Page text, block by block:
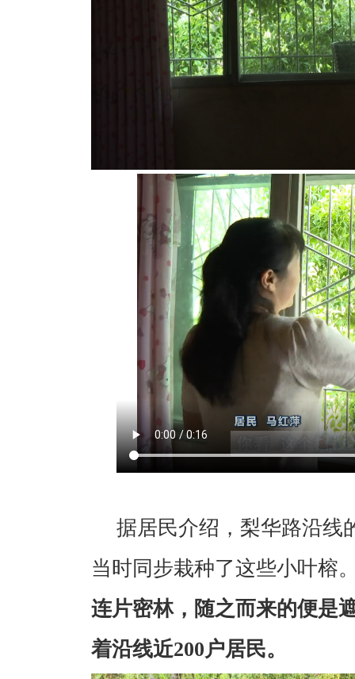
据居民介绍，梨华路沿线
当时同步栽种了这些小叶榕
连片密林，随之而来的便是
着沿线近200户居民。